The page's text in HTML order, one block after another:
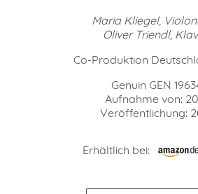
Maria Kliegel,
Oliver Triendl,
Co-Produktion
Genuin GEN
Aufnahme von:
Veröffentlichung:
Erhältlich bei: